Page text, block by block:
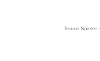
Tennis Spieler·